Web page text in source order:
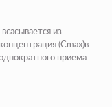
из
(Cmax)в
приема